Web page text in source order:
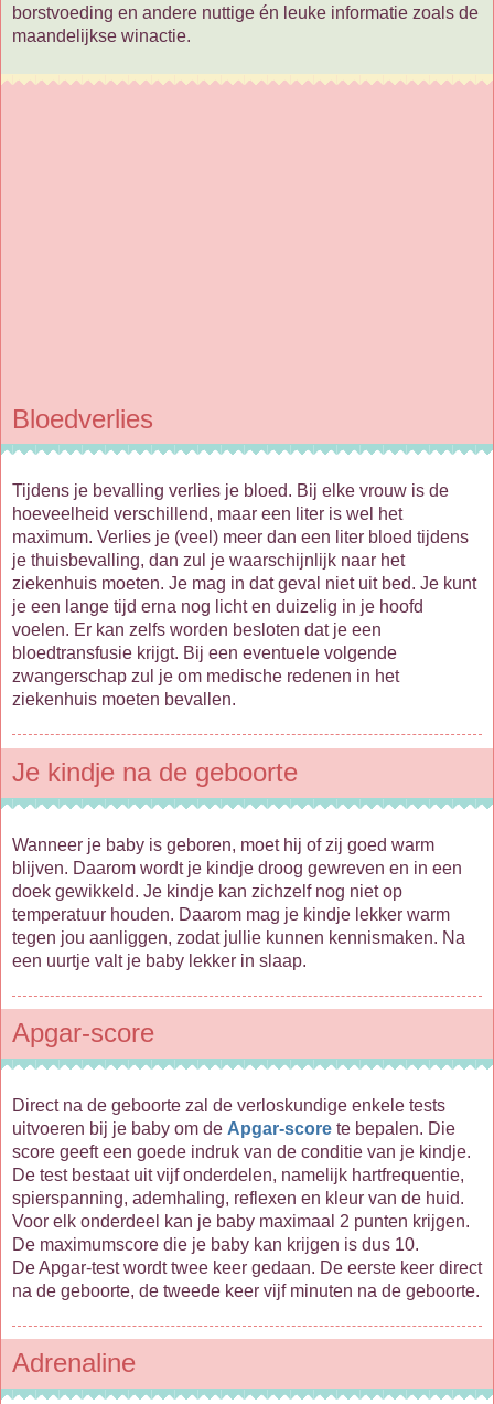
borstvoeding en andere nuttige én leuke informatie zoals de
maandelijkse winactie.
Bloedverlies
Tijdens je bevalling verlies je bloed. Bij elke vrouw is de
hoeveelheid verschillend, maar een liter is wel het
maximum. Verlies je (veel) meer dan een liter bloed tijdens
je thuisbevalling, dan zul je waarschijnlijk naar het
ziekenhuis moeten. Je mag in dat geval niet uit bed. Je kunt
je een lange tijd erna nog licht en duizelig in je hoofd
voelen. Er kan zelfs worden besloten dat je een
bloedtransfusie krijgt. Bij een eventuele volgende
zwangerschap zul je om medische redenen in het
ziekenhuis moeten bevallen.
Je kindje na de geboorte
Wanneer je baby is geboren, moet hij of zij goed warm
blijven. Daarom wordt je kindje droog gewreven en in een
doek gewikkeld. Je kindje kan zichzelf nog niet op
temperatuur houden. Daarom mag je kindje lekker warm
tegen jou aanliggen, zodat jullie kunnen kennismaken. Na
een uurtje valt je baby lekker in slaap.
Apgar-score
Direct na de geboorte zal de verloskundige enkele tests
uitvoeren bij je baby om de Apgar-score te bepalen. Die
score geeft een goede indruk van de conditie van je kindje.
De test bestaat uit vijf onderdelen, namelijk hartfrequentie,
spierspanning, ademhaling, reflexen en kleur van de huid.
Voor elk onderdeel kan je baby maximaal 2 punten krijgen.
De maximumscore die je baby kan krijgen is dus 10.
De Apgar-test wordt twee keer gedaan. De eerste keer direct
na de geboorte, de tweede keer vijf minuten na de geboorte.
Adrenaline